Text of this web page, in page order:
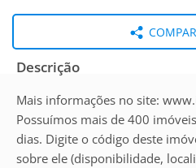
Descrição
Mais informações no site:
Possuímos mais de 400
dias. Digite o código deste
sobre ele (disponibilidade,